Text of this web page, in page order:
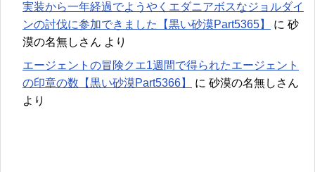
実装から一年経過でようやくエダニアボスなジョルダイ
ンの討伐に参加できました【黒い砂漠Part5365】
に 砂
漠の名無しさん より
エージェントの冒険クエ1週間で得られたエージェント
の印章の数【黒い砂漠Part5366】
に 砂漠の名無しさん
より